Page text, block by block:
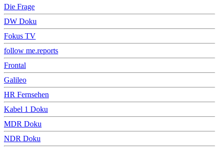
Die Frage
DW Doku
Fokus TV
follow me.reports
Frontal
Galileo
HR Fernsehen
Kabel 1 Doku
MDR Doku
NDR Doku